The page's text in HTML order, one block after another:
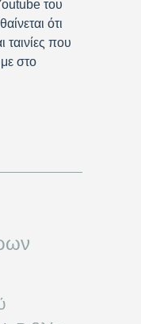
του
ότι
ταινίες που
στο